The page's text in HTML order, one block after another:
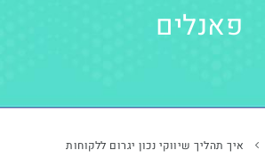
פאנלים
איך תהליך שיווקי נכון יגרום ללקוחות